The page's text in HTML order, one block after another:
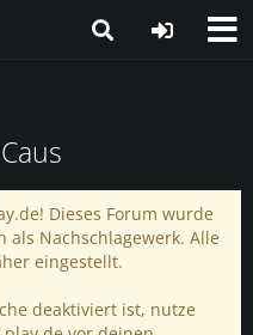
Dieses Forum wurde
Nachschlagewerk. Alle
eingestellt.
deaktiviert ist, nutze